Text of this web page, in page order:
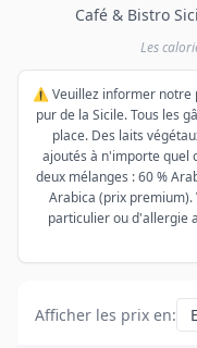
Café & Bistro
Les
⚠️ Veuillez informer notre
pur de la Sicile. Tous les
place. Des laits
ajoutés à n'importe quel
deux mélanges : 60 %
Arabica (prix
particulier ou d'allergie
Afficher les prix en: